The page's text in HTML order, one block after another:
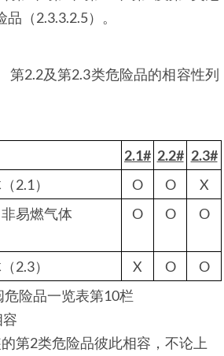
品（2.3.3.2.5）。
第2.2及第2.3类危险品的相容性列
2.1# 2.2# 2.3#
2.1）
O O
X
易燃气体
O O O
2.3） X O
O
险品一览表第10栏
第2类危险品彼此相容，不论上